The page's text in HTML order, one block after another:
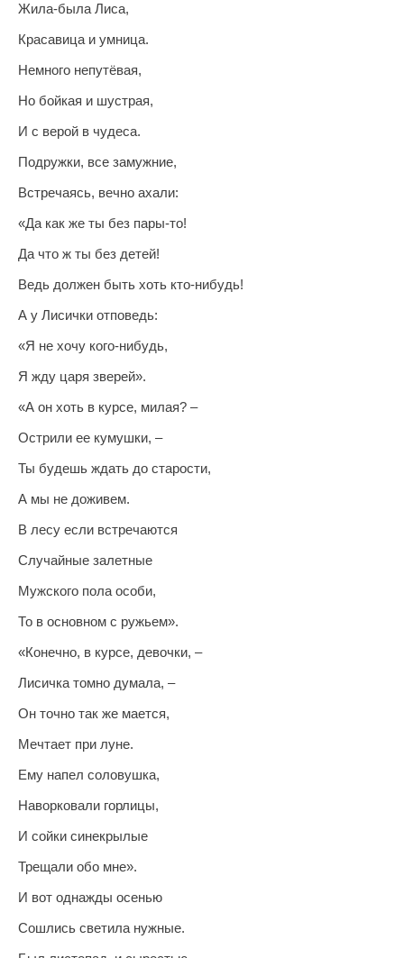
Жила-была Лиса,
Красавица и умница.
Немного непутёвая,
Но бойкая и шустрая,
И с верой в чудеса.
Подружки, все замужние,
Встречаясь, вечно ахали:
«Да как же ты без пары-то!
Да что ж ты без детей!
Ведь должен быть хоть кто-нибудь!
А у Лисички отповедь:
«Я не хочу кого-нибудь,
Я жду царя зверей».
«А он хоть в курсе, милая? –
Острили ее кумушки, –
Ты будешь ждать до старости,
А мы не доживем.
В лесу если встречаются
Случайные залетные
Мужского пола особи,
То в основном с ружьем».
«Конечно, в курсе, девочки, –
Лисичка томно думала, –
Он точно так же мается,
Мечтает при луне.
Ему напел соловушка,
Наворковали горлицы,
И сойки синекрылые
Трещали обо мне».
И вот однажды осенью
Сошлись светила нужные.